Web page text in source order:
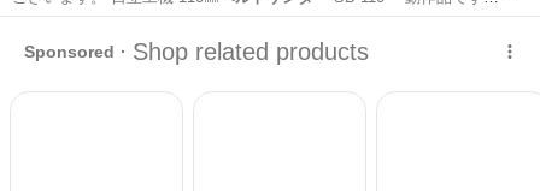
中…